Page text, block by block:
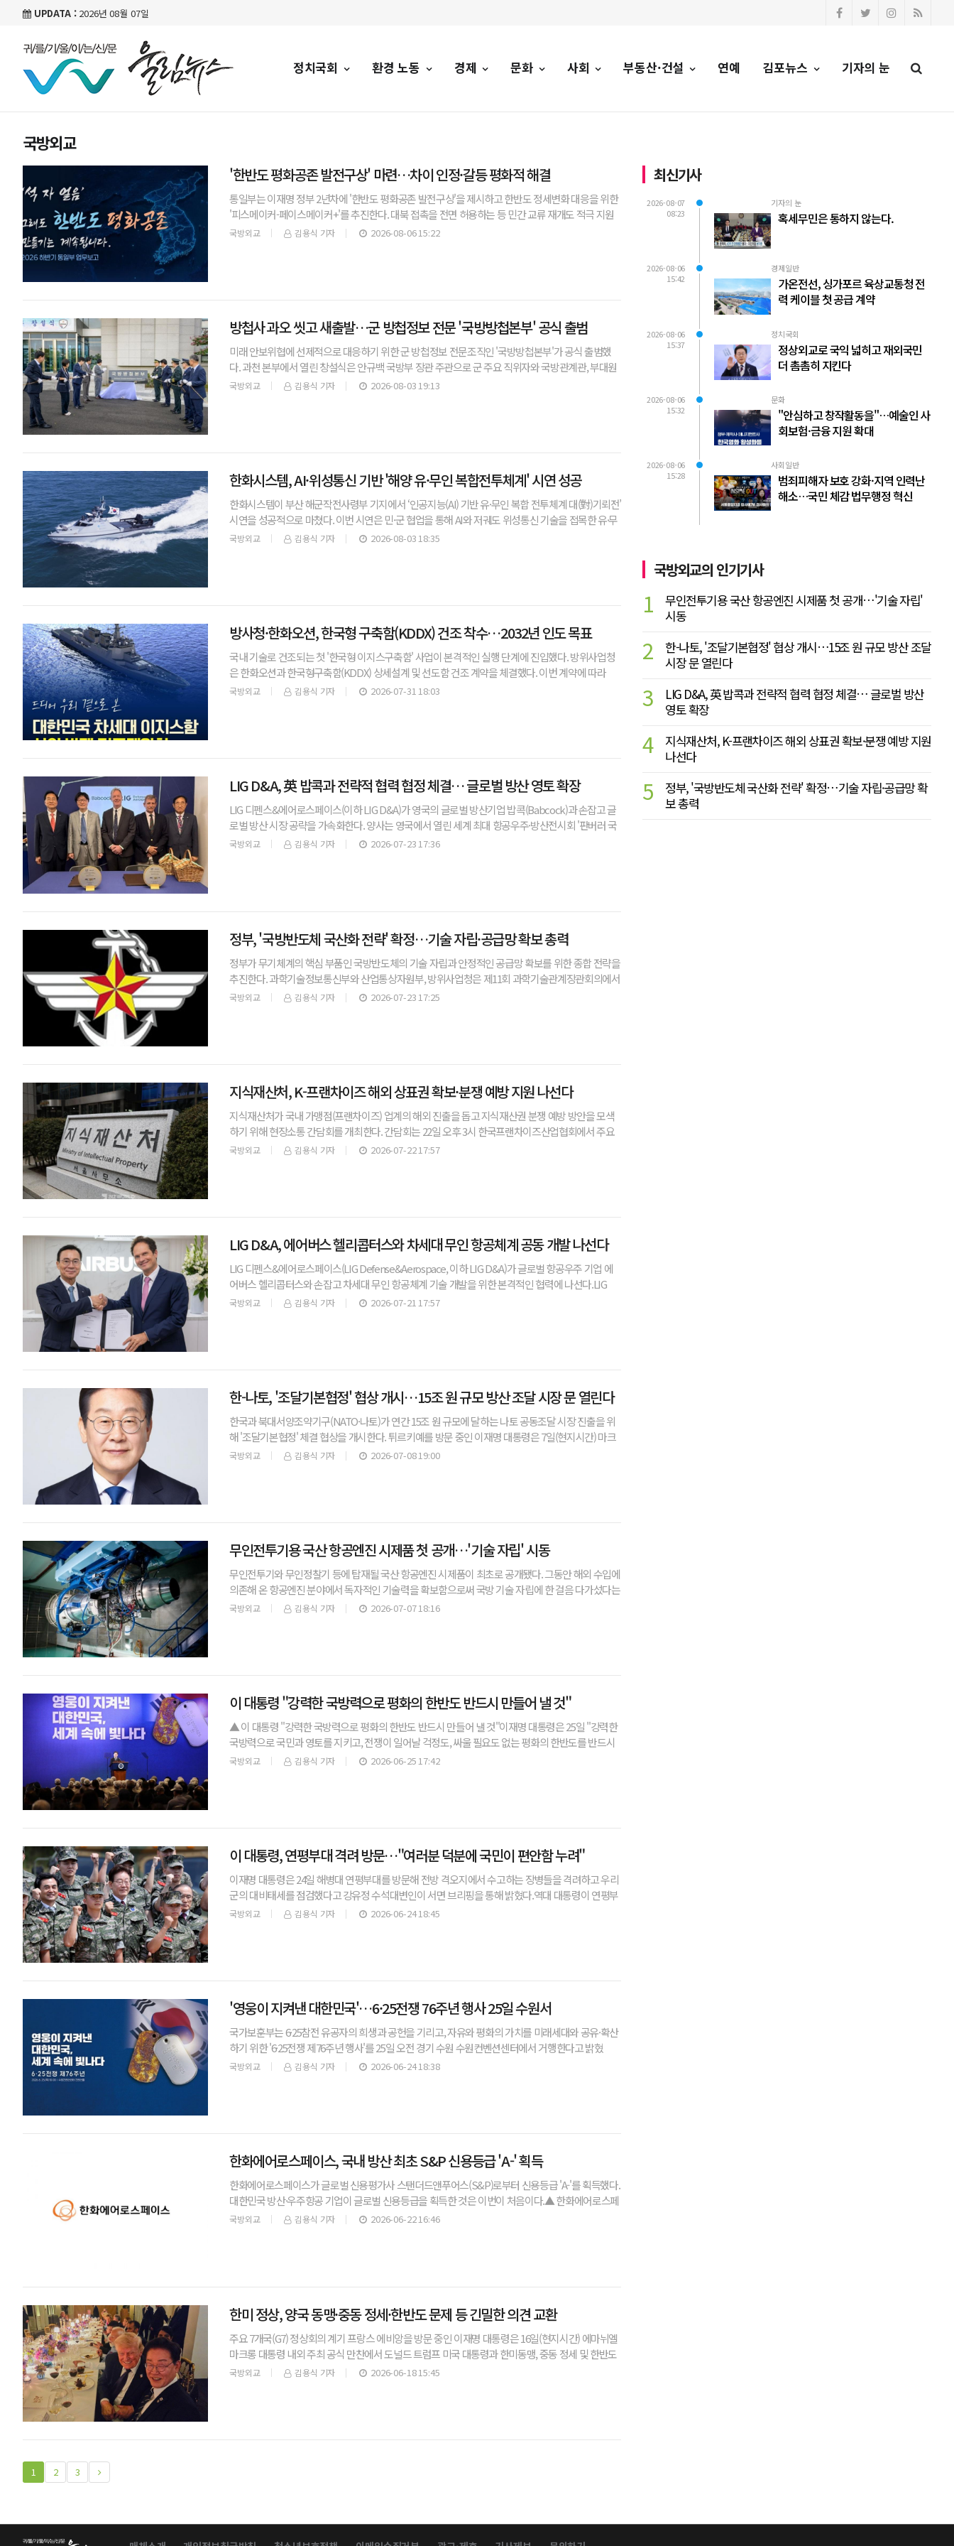
UPDATA :2026년 08월 07일
정치국회 환경 노동 경제 문화 사회 부동산·건설 연예 김포뉴스 기자의 눈
국방외교
'한반도 평화공존 발전구상' 마련…차이 인정·갈등 평화적 해결
통일부는 이재명 정부 2년차에 '한반도 평화공존 발전구상'을 제시하고 한반도 정세변화 대응을 위한
'피스메이커-페이스메이커+'를 추진한다. 대북 접촉을 전면 허용하는 등 민간 교류 재개도 적극 지원
한다.통일부는 5일 청와대에서 '2026년도 하반기 부처 업무계획'을 대
국방외교 김용식 기자 2026-08-06 15:22
방첩사 과오 씻고 새출발…군 방첩정보 전문 '국방방첩본부' 공식 출범
미래 안보위협에 선제적으로 대응하기 위한 군 방첩정보 전문조직인 '국방방첩본부'가 공식 출범했
다. 과천 본부에서 열린 창설식은 안규백 국방부 장관 주관으로 군 주요 직위자와 국방관계관, 부대원
들이 참석한 가운데 진행됐다. 이번 국방방첩본부 창설은 12·3 불법계엄에 연
국방외교 김용식 기자 2026-08-03 19:13
한화시스템, AI·위성통신 기반 '해양 유·무인 복합전투체계' 시연 성공
한화시스템이 부산 해군작전사령부 기지에서 ‘인공지능(AI) 기반 유·무인 복합 전투체계 대(對)기뢰전’
시연을 성공적으로 마쳤다. 이번 시연은 민·군 협업을 통해 AI와 저궤도 위성통신 기술을 접목한 유·무
인 복합 작전 역량을 입증하고 미래 해군의 작전 발전 방향을 모
국방외교 김용식 기자 2026-08-03 18:35
방사청·한화오션, 한국형 구축함(KDDX) 건조 착수…2032년 인도 목표
국내 기술로 건조되는 첫 '한국형 이지스구축함' 사업이 본격적인 실행 단계에 진입했다. 방위사업청
은 한화오션과 한국형구축함(KDDX) 상세설계 및 선도함 건조 계약을 체결했다. 이번 계약에 따라
KDDX 사업은 실제 함정 건조를 위한 상세설계와 선도함 건조 단계에 착수
국방외교 김용식 기자 2026-07-31 18:03
LIG D&A, 英 밥콕과 전략적 협력 협정 체결… 글로벌 방산 영토 확장
LIG 디펜스&에어로스페이스(이하 LIG D&A)가 영국의 글로벌 방산기업 밥콕(Babcock)과 손잡고 글
로벌 방산 시장 공략을 가속화한다. 양사는 영국에서 열린 세계 최대 항공우주·방산전시회 '판버러 국
제에어쇼 2026' 현장에서 전략적 협력 협정(SCA)을 체결했
국방외교 김용식 기자 2026-07-23 17:36
정부, '국방반도체 국산화 전략' 확정…기술 자립·공급망 확보 총력
정부가 무기체계의 핵심 부품인 국방반도체의 기술 자립과 안정적인 공급망 확보를 위한 종합 전략을
추진한다. 과학기술정보통신부와 산업통상자원부, 방위사업청은 제11회 과학기술관계장관회의에서
'국방반도체 국산화 및 산업생태계 조성전략(안)'을 심의·확정했다.▲ 정부, '국
국방외교 김용식 기자 2026-07-23 17:25
지식재산처, K-프랜차이즈 해외 상표권 확보·분쟁 예방 지원 나선다
지식재산처가 국내 가맹점(프랜차이즈) 업계의 해외 진출을 돕고 지식재산권 분쟁 예방 방안을 모색
하기 위해 현장소통 간담회를 개최한다. 간담회는 22일 오후 3시 한국프랜차이즈산업협회에서 주요
기업인들이 참석한 가운데 열린다.최근 K-문화와 K-음식의 인기에 힘입어 외식
국방외교 김용식 기자 2026-07-22 17:57
LIG D&A, 에어버스 헬리콥터스와 차세대 무인 항공체계 공동 개발 나선다
LIG 디펜스&에어로스페이스(LIG Defense&Aerospace, 이하 LIG D&A)가 글로벌 항공우주 기업 에
어버스 헬리콥터스와 손잡고 차세대 무인 항공체계 기술 개발을 위한 본격적인 협력에 나선다.LIG
D&A는 영국에서 개최된 세계 최대 항공우주·방산 전시회
국방외교 김용식 기자 2026-07-21 17:57
한-나토, '조달기본협정' 협상 개시…15조 원 규모 방산 조달 시장 문 열린다
한국과 북대서양조약기구(NATO·나토)가 연간 15조 원 규모에 달하는 나토 공동조달 시장 진출을 위
해 '조달기본협정' 체결 협상을 개시한다. 튀르키예를 방문 중인 이재명 대통령은 7일(현지시간) 마크
루터 나토 사무총장과의 면담을 계기로 이 같은 합의를 이끌어냈다.조
국방외교 김용식 기자 2026-07-08 19:00
무인전투기용 국산 항공엔진 시제품 첫 공개…'기술 자립' 시동
무인전투기와 무인정찰기 등에 탑재될 국산 항공엔진 시제품이 최초로 공개됐다. 그동안 해외 수입에
의존해 온 항공엔진 분야에서 독자적인 기술력을 확보함으로써 국방 기술 자립에 한 걸음 다가섰다는
평가가 나온다.방위사업청과 국방과학연구소는 7일 한화에어로스페이스 등 국내
국방외교 김용식 기자 2026-07-07 18:16
이 대통령 "강력한 국방력으로 평화의 한반도 반드시 만들어 낼 것"
▲ 이 대통령 "강력한 국방력으로 평화의 한반도 반드시 만들어 낼 것"이재명 대통령은 25일 "강력한
국방력으로 국민과 영토를 지키고, 전쟁이 일어날 걱정도, 싸울 필요도 없는 평화의 한반도를 반드시
만들어 내겠다"고 말했다.이 대통령은 이날 오전 수원컨벤션센터에서 열
국방외교 김용식 기자 2026-06-25 17:42
이 대통령, 연평부대 격려 방문…"여러분 덕분에 국민이 편안함 누려"
이재명 대통령은 24일 해병대 연평부대를 방문해 전방 격오지에서 수고하는 장병들을 격려하고 우리
군의 대비태세를 점검했다고 강유정 수석대변인이 서면 브리핑을 통해 밝혔다.역대 대통령이 연평부
대를 방문한 것은 지난 2012년 이명박 대통령 이후 14년 만으로, 가장 어려
국방외교 김용식 기자 2026-06-24 18:45
'영웅이 지켜낸 대한민국'…6·25전쟁 76주년 행사 25일 수원서
국가보훈부는 6·25참전 유공자의 희생과 공헌을 기리고, 자유와 평화의 가치를 미래세대와 공유·확산
하기 위한 '6·25전쟁 제76주년 행사'를 25일 오전 경기 수원 수원컨벤션센터에서 거행한다고 밝혔
다.'영웅이 지켜낸 대한민국, 세계 속에 빛나다'라는 주제로 거행되는
국방외교 김용식 기자 2026-06-24 18:38
한화에어로스페이스, 국내 방산 최초 S&P 신용등급 'A-' 획득
한화에어로스페이스가 글로벌 신용평가사 스탠더드앤푸어스(S&P)로부터 신용등급 'A-'를 획득했다.
대한민국 방산·우주항공 기업이 글로벌 신용등급을 획득한 것은 이번이 처음이다.▲ 한화에어로스페
이스, 국내 방산 최초 S&P 신용등급 'A-' 획득S&P의 'A-' 등급은
국방외교 김용식 기자 2026-06-22 16:46
한미 정상, 양국 동맹·중동 정세·한반도 문제 등 긴밀한 의견 교환
주요 7개국(G7) 정상회의 계기 프랑스 에비앙을 방문 중인 이재명 대통령은 16일(현지시간) 에마뉘엘
마크롱 대통령 내외 주최 공식 만찬에서 도널드 트럼프 미국 대통령과 한미동맹, 중동 정세 및 한반도
문제 등에 대해 긴밀한 의견을 교환했다고 오현주 국가안보실 제3차
국방외교 김용식 기자 2026-06-18 15:45
1 2 3
최신기사
2026-08-07
08:23
기자의 눈
혹세무민은 통하지 않는다.
2026-08-06
15:42
경제일반
가온전선, 싱가포르 육상교통청 전
력 케이블 첫 공급 계약
2026-08-06
15:37
정치국회
정상외교로 국익 넓히고 재외국민
더 촘촘히 지킨다
2026-08-06
15:32
문화
"안심하고 창작활동을"…예술인 사
회보험·금융 지원 확대
2026-08-06
15:28
사회일반
범죄피해자 보호 강화·지역 인력난
해소…국민 체감 법무행정 혁신
국방외교의 인기기사
1
무인전투기용 국산 항공엔진 시제품 첫 공개…'기술 자립'
시동
2
한-나토, '조달기본협정' 협상 개시…15조 원 규모 방산 조달
시장 문 열린다
3
LIG D&A, 英 밥콕과 전략적 협력 협정 체결… 글로벌 방산
영토 확장
4
지식재산처, K-프랜차이즈 해외 상표권 확보·분쟁 예방 지원
나선다
5
정부, '국방반도체 국산화 전략' 확정…기술 자립·공급망 확
보 총력